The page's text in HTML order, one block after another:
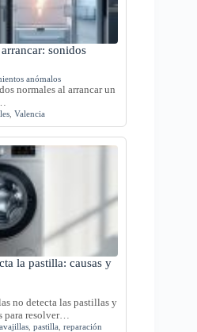
sonidos
anómalos
normales al arrancar un
Valencia
la pastilla: causas y
no detecta las pastillas y
para resolver…
pastilla reparación